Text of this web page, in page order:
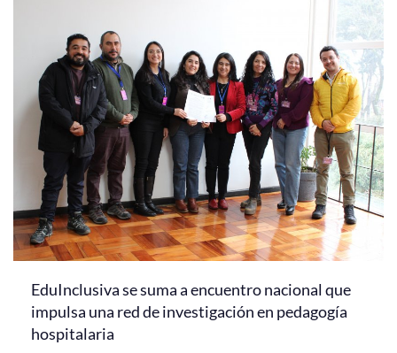
EduInclusiva se suma a encuentro nacional que
impulsa una red de investigación en pedagogía
hospitalaria